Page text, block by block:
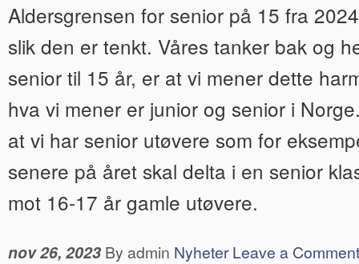
Aldersgrensen for senior på 15 fra
slik den er tenkt. Våres tanker bak og
senior til 15 år, er at vi mener dette
hva vi mener er junior og senior i
at vi har senior utøvere som for
senere på året skal delta i en senior
mot 16-17 år gamle utøvere.
nov 26, 2023 By admin Nyheter Leave a Comment